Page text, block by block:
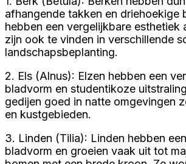
afhangende takken en driehoekige
hebben een vergelijkbare esthetiek
zijn ook te vinden in verschillende
landschapsbeplanting.
2. Els (Alnus): Elzen hebben een
bladvorm en studentikoze
gedijen goed in natte omgevingen
en kustgebieden.
3. Linden (Tilia): Linden hebben
bladvorm en groeien vaak uit tot